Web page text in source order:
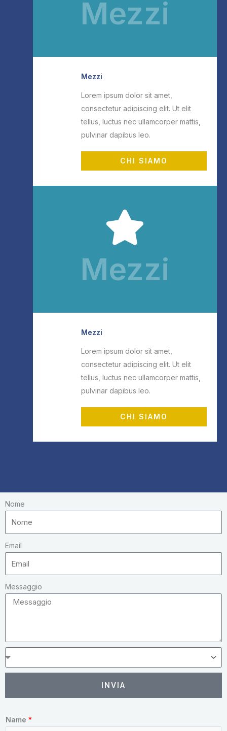
Mezzi
Mezzi
Lorem ipsum dolor sit amet,
consectetur adipiscing elit. Ut elit
tellus, luctus nec ullamcorper mattis,
pulvinar dapibus leo.
CHI SIAMO
Mezzi
Mezzi
Lorem ipsum dolor sit amet,
consectetur adipiscing elit. Ut elit
tellus, luctus nec ullamcorper mattis,
pulvinar dapibus leo.
CHI SIAMO
Nome
Email
Messaggio
INVIA
Name *